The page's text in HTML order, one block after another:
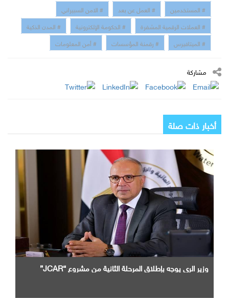
# المستخدمين # العمل عن بعد
# الامن السبيراني
# العملات الرقمية المشفرة
# الحكومة الإلكترونية
# المدن الذكية
# الميتافيرس
# رقمنة المؤسسات # أمن المعلومات
مشاركة
أخبار ذات صلة
وزير الرى يوجه بإطلاق المرحلة الثانية من مشروع “JCAR”